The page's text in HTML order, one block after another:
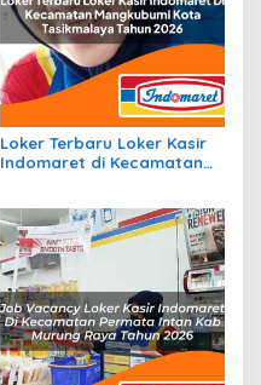
Loker Terbaru Loker Kasir
Indomaret di Kecamatan